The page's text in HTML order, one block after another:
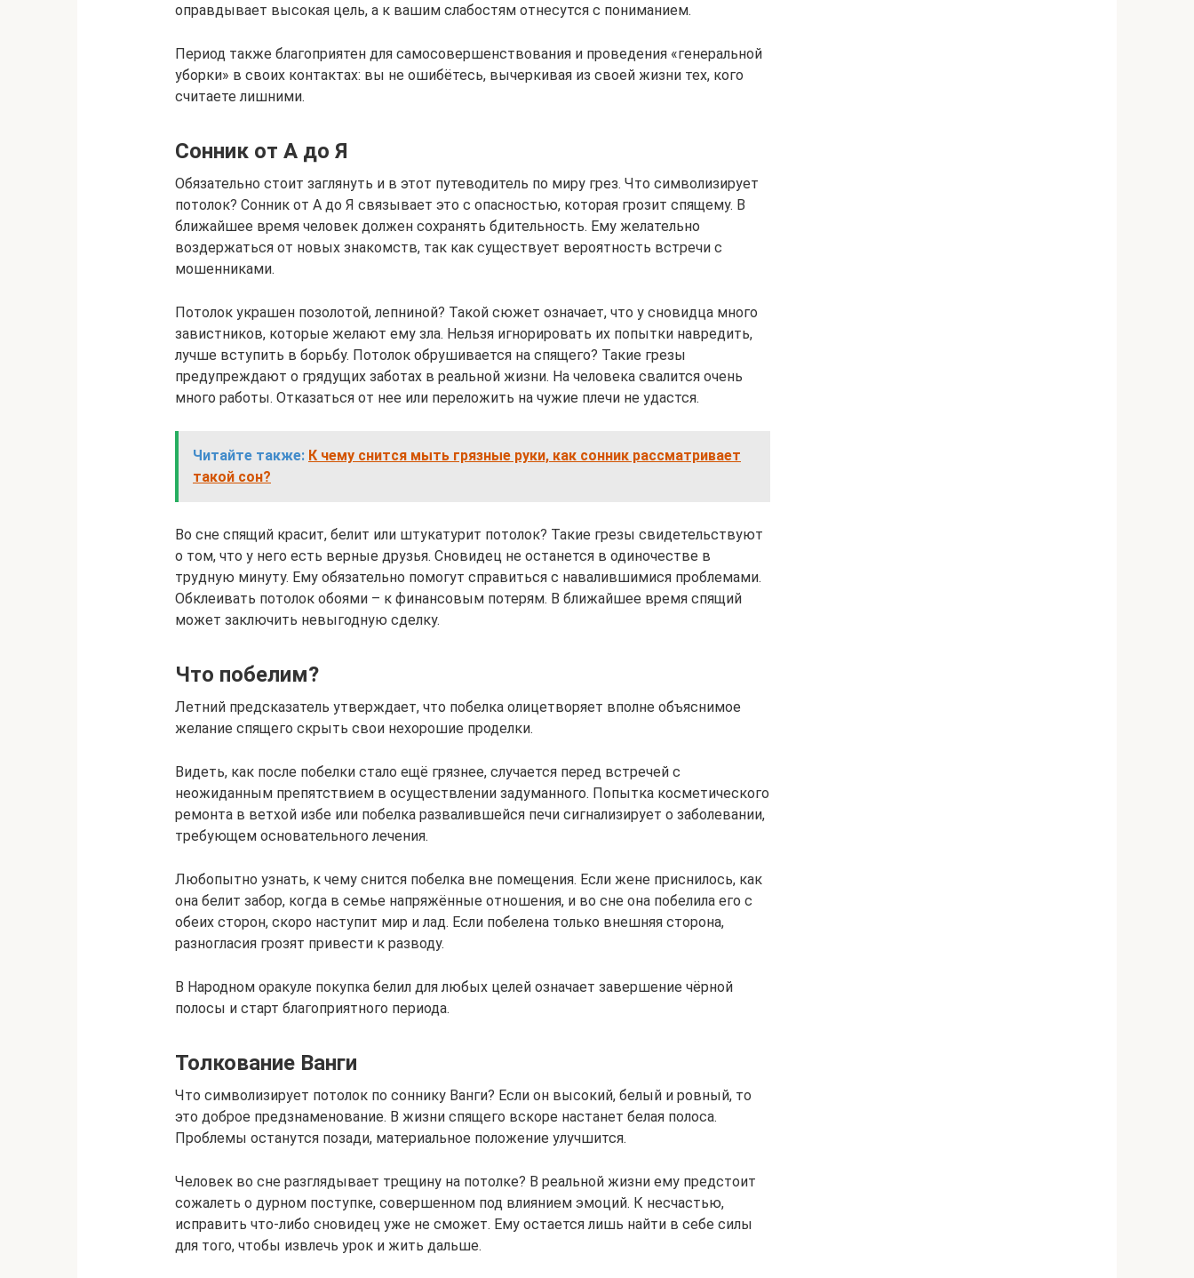
оправдывает высокая цель, а к вашим слабостям отнесутся с пониманием.
Период также благоприятен для самосовершенствования и проведения «генеральной
уборки» в своих контактах: вы не ошибётесь, вычеркивая из своей жизни тех, кого
считаете лишними.
Сонник от А до Я
Обязательно стоит заглянуть и в этот путеводитель по миру грез. Что символизирует
потолок? Сонник от А до Я связывает это с опасностью, которая грозит спящему. В
ближайшее время человек должен сохранять бдительность. Ему желательно
воздержаться от новых знакомств, так как существует вероятность встречи с
мошенниками.
Потолок украшен позолотой, лепниной? Такой сюжет означает, что у сновидца много
завистников, которые желают ему зла. Нельзя игнорировать их попытки навредить,
лучше вступить в борьбу. Потолок обрушивается на спящего? Такие грезы
предупреждают о грядущих заботах в реальной жизни. На человека свалится очень
много работы. Отказаться от нее или переложить на чужие плечи не удастся.
Читайте также: К чему снится мыть грязные руки, как сонник рассматривает
такой сон?
Во сне спящий красит, белит или штукатурит потолок? Такие грезы свидетельствуют
о том, что у него есть верные друзья. Сновидец не останется в одиночестве в
трудную минуту. Ему обязательно помогут справиться с навалившимися проблемами.
Обклеивать потолок обоями – к финансовым потерям. В ближайшее время спящий
может заключить невыгодную сделку.
Что побелим?
Летний предсказатель утверждает, что побелка олицетворяет вполне объяснимое
желание спящего скрыть свои нехорошие проделки.
Видеть, как после побелки стало ещё грязнее, случается перед встречей с
неожиданным препятствием в осуществлении задуманного. Попытка косметического
ремонта в ветхой избе или побелка развалившейся печи сигнализирует о заболевании,
требующем основательного лечения.
Любопытно узнать, к чему снится побелка вне помещения. Если жене приснилось, как
она белит забор, когда в семье напряжённые отношения, и во сне она побелила его с
обеих сторон, скоро наступит мир и лад. Если побелена только внешняя сторона,
разногласия грозят привести к разводу.
В Народном оракуле покупка белил для любых целей означает завершение чёрной
полосы и старт благоприятного периода.
Толкование Ванги
Что символизирует потолок по соннику Ванги? Если он высокий, белый и ровный, то
это доброе предзнаменование. В жизни спящего вскоре настанет белая полоса.
Проблемы останутся позади, материальное положение улучшится.
Человек во сне разглядывает трещину на потолке? В реальной жизни ему предстоит
сожалеть о дурном поступке, совершенном под влиянием эмоций. К несчастью,
исправить что-либо сновидец уже не сможет. Ему остается лишь найти в себе силы
для того, чтобы извлечь урок и жить дальше.